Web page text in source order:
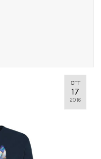
OTT
17
2016